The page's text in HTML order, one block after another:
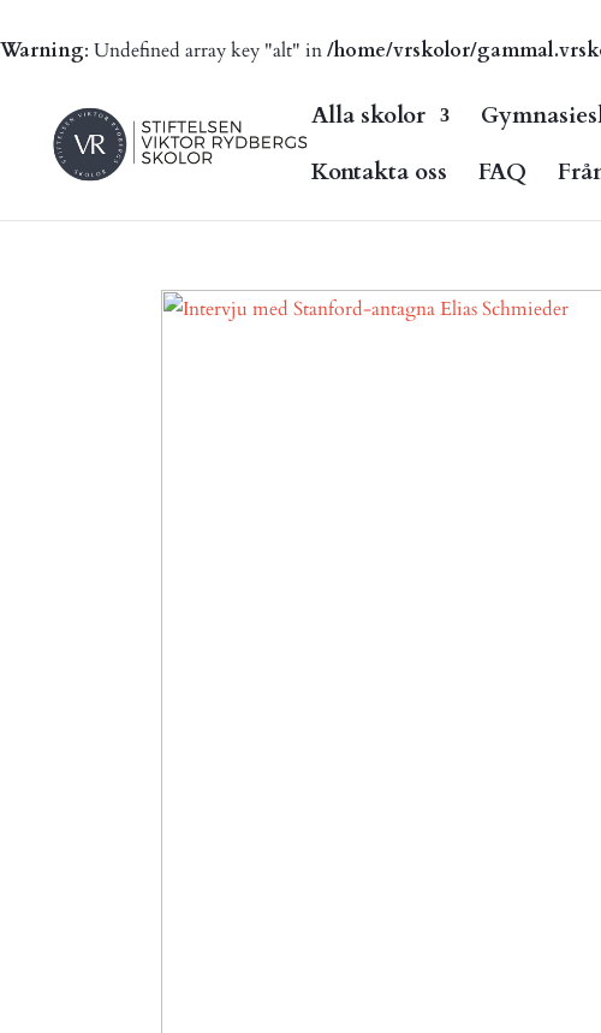
Warning: Undefined array key "alt" in/home/vrskolor/
Alla skolor
Kontakta oss
FAQ